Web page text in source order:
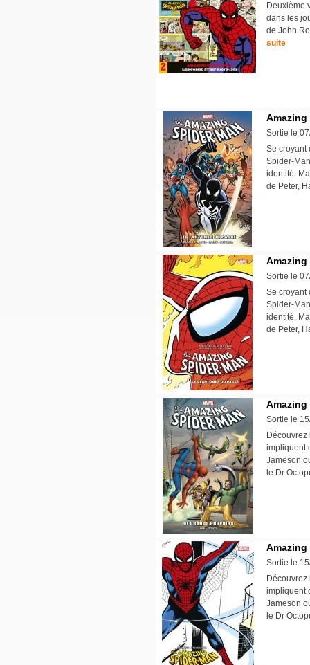
Deuxième
dans les
de John
suite
Sortie le
Se croyant
Spider-
identité.
de Peter,
Sortie le
Se croyant
Spider-
identité.
de Peter,
Sortie le
impliquent
Jameson
le Dr
Sortie le
impliquent
Jameson
le Dr